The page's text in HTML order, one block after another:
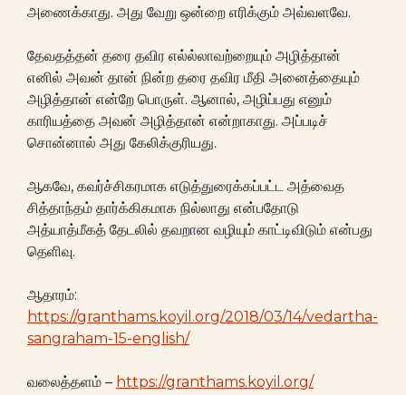
அணைக்காது. அது வேறு ஒன்றை எரிக்கும் அவ்வளவே.
தேவதத்தன் தரை தவிர எல்ல்லாவற்றையும் அழித்தான்
எனில் அவன் தான் நின்ற தரை தவிர மீதி அனைத்தையும்
அழித்தான் என்றே பொருள். ஆனால், அழிப்பது எனும்
காரியத்தை அவன் அழித்தான் என்றாகாது. அப்படிச்
சொன்னால் அது கேலிக்குரியது.
ஆகவே, கவர்ச்சிகரமாக எடுத்துரைக்கப்பட்ட அத்வைத
சித்தாந்தம் தார்க்கிகமாக நில்லாது என்பதோடு
அத்யாத்மீகத் தேடலில் தவறான வழியும் காட்டிவிடும் என்பது
தெளிவு.
ஆதாரம்:
https://granthams.koyil.org/2018/03/14/vedartha-
sangraham-15-english/
வலைத்தளம் – https://granthams.koyil.org/